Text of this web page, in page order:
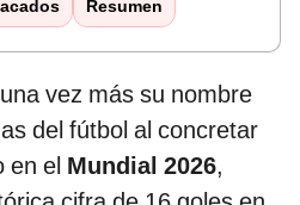
Resumen
vez más su nombre
del fútbol al concretar
en el Mundial 2026,